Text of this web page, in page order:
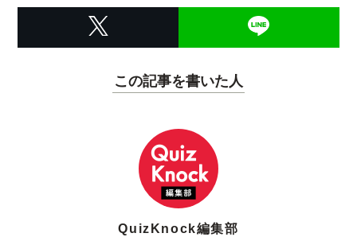
この記事を書いた人
QuizKnock編集部